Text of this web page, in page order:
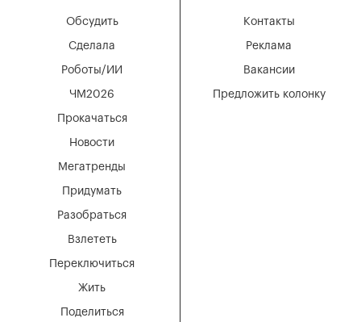
Мегатренды
Придумать
Разобраться
Взлететь
Новости
Переключиться
Жить
Поделиться
Обсудить
Сделала
Роботы/ИИ
ЧМ2026
Прокачаться
Вакансии
Реклама
Контакты
Предложить колонку